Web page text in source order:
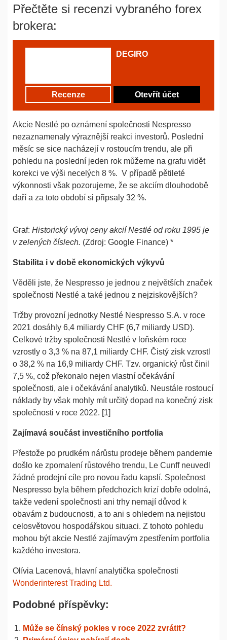
Přečtěte si recenzi vybraného forex
brokera:
DEGIRO
Recenze Otevřít účet
Akcie Nestlé po oznámení společnosti Nespresso
nezaznamenaly výraznější reakci investorů. Poslední
měsíc se sice nacházejí v rostoucím trendu, ale při
pohledu na poslední jeden rok můžeme na grafu vidět
korekci ve výši necelých 8 %. V případě pětileté
výkonnosti však pozorujeme, že se akciím dlouhodobě
daří a za toto období si připsaly 32 %.
Graf: Historický vývoj ceny akcií Nestlé od roku 1995 je
v zelených číslech. (Zdroj: Google Finance) *
Stabilita i v době ekonomických výkyvů
Věděli jste, že Nespresso je jednou z největších značek
společnosti Nestlé a také jednou z nejziskovějších?
Tržby provozní jednotky Nestlé Nespresso S.A. v roce
2021 dosáhly 6,4 miliardy CHF (6,7 miliardy USD).
Celkové tržby společnosti Nestlé v loňském roce
vzrostly o 3,3 % na 87,1 miliardy CHF. Čistý zisk vzrostl
o 38,2 % na 16,9 miliardy CHF. Tzv. organický růst činil
7,5 %, což překonalo nejen vlastní očekávání
společnosti, ale i očekávání analytiků. Neustále rostoucí
náklady by však mohly mít určitý dopad na konečný zisk
společnosti v roce 2022. [1]
Zajímavá součást investičního portfolia
Přestože po prudkém nárůstu prodeje během pandemie
došlo ke zpomalení růstového trendu, Le Cunff neuvedl
žádné prodejní cíle pro novou řadu kapslí. Společnost
Nespresso byla během předchozích krizí dobře odolná,
takže vedení společnosti ani trhy nemají důvod k
obavám z budoucnosti, a to ani s ohledem na nejistou
celosvětovou hospodářskou situaci. Z tohoto pohledu
mohou být akcie Nestlé zajímavým zpestřením portfolia
každého investora.
Olívia Lacenová, hlavní analytička společnosti
Wonderinterest Trading Ltd.
Podobné příspěvky:
Může se čínský pokles v roce 2022 zvrátit?